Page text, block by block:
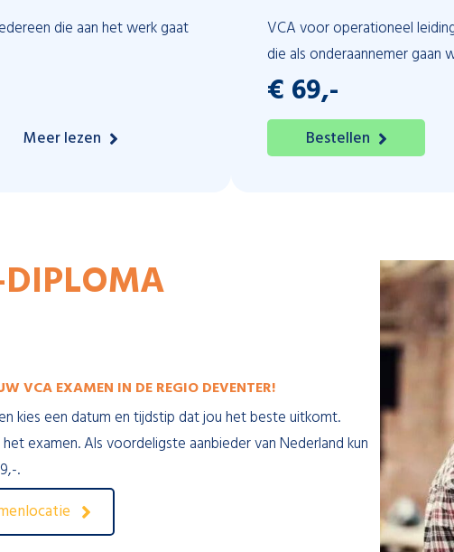
die aan het werk gaat
Meer lezen
VCA voor operationeel
die als onderaannemer gaan
€ 69,-
Bestellen
VCA EXAMEN IN DE REGIO DEVENTER!
kies een datum en tijdstip dat jou het beste uitkomt.
examen. Als voordeligste aanbieder van Nederland kun
.